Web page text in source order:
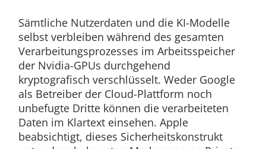
Sämtliche Nutzerdaten und die KI-Modelle
selbst verbleiben während des gesamten
Verarbeitungsprozesses im Arbeitsspeicher
der Nvidia-GPUs durchgehend
kryptografisch verschlüsselt. Weder Google
als Betreiber der Cloud-Plattform noch
unbefugte Dritte können die verarbeiteten
Daten im Klartext einsehen. Apple
beabsichtigt, dieses Sicherheitskonstrukt